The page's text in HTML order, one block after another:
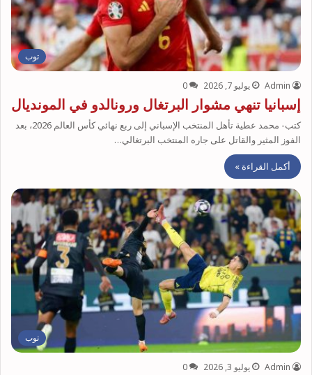
توب
Admin يوليو 7, 2026 0
إسبانيا تنهي مشوار البرتغال ورونالدو في المونديال
كتب- محمد عطية تأهل المنتخب الإسباني إلى ربع نهائي كأس العالم 2026، بعد
الفوز المثير والقاتل على جاره المنتخب البرتغالي…
أكمل القراءة »
توب
Admin يوليو 3, 2026 0